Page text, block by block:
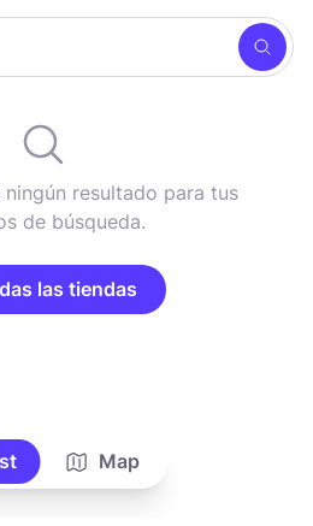
resultado para tus
de búsqueda.
las tiendas
Map